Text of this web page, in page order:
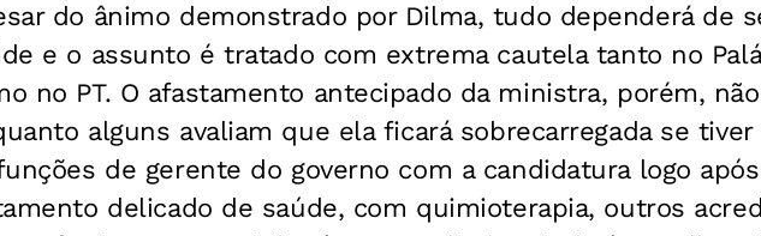
do ânimo demonstrado por Dilma, tudo dependerá de
e o assunto é tratado com extrema cautela tanto no
no PT. O afastamento antecipado da ministra, porém,
alguns avaliam que ela ficará sobrecarregada se tiver
de gerente do governo com a candidatura logo
delicado de saúde, com quimioterapia, outros